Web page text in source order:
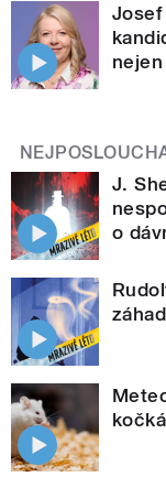
J.
o